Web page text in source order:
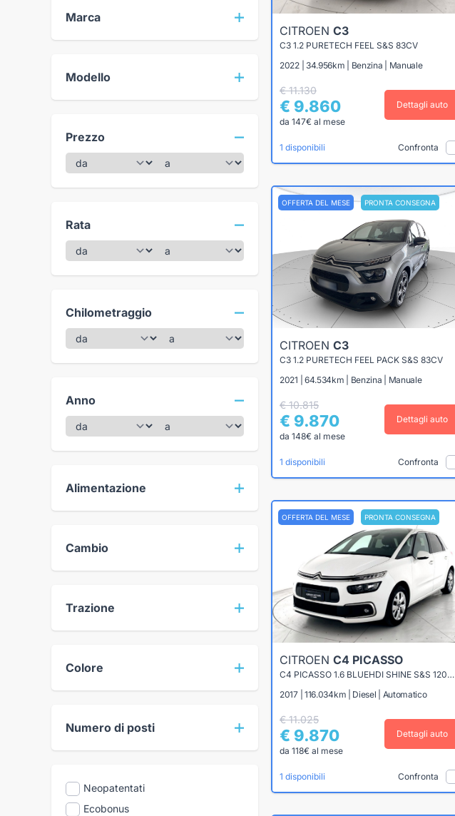
Marca
Modello
Prezzo
Rata
Chilometraggio
Anno
Alimentazione
Cambio
Trazione
Colore
Numero di posti
Neopatentati
Ecobonus
CITROEN C3
C3 1.2 PURETECH FEEL S&S 83CV
2022 | 34.956km | Benzina | Manuale
€ 11.130
€ 9.860
da 147€ al mese
Dettagli auto
1 disponibili Confronta
OFFERTA DEL MESE PRONTA CONSEGNA
CITROEN C3
C3 1.2 PURETECH FEEL PACK S&S 83CV
2021 | 64.534km | Benzina | Manuale
€ 10.815
€ 9.870
da 148€ al mese
Dettagli auto
1 disponibili Confronta
OFFERTA DEL MESE PRONTA CONSEGNA
CITROEN C4 PICASSO
C4 PICASSO 1.6 BLUEHDI SHINE S&S 120CV EAT6
2017 | 116.034km | Diesel | Automatico
€ 11.025
€ 9.870
da 118€ al mese
Dettagli auto
1 disponibili Confronta